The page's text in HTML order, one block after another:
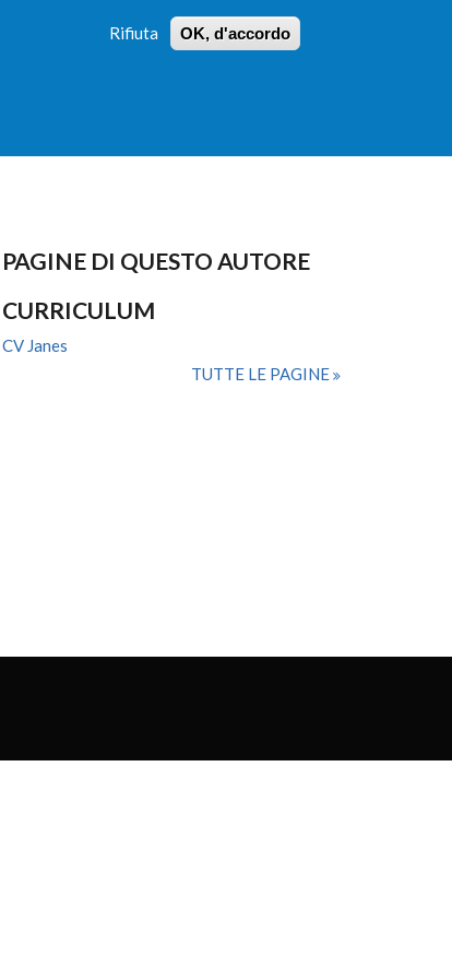
Rifiuta OK, d'accordo
RICERCA
PAGINE DI QUESTO AUTORE
CURRICULUM
CV Janes
TUTTE LE PAGINE